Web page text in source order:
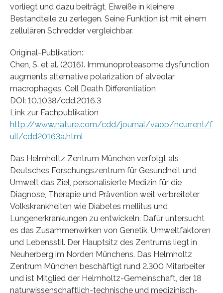
vorliegt und dazu beiträgt, Eiweiße in kleinere
Bestandteile zu zerlegen. Seine Funktion ist mit einem
zellulären Schredder vergleichbar.
Original-Publikation:
Chen, S. et al. (2016). Immunoproteasome dysfunction
augments alternative polarization of alveolar
macrophages, Cell Death Differentiation
DOI: 10.1038/cdd.2016.3
Link zur Fachpublikation
http://www.nature.com/cdd/journal/vaop/ncurrent/f
ull/cdd20163a.html
Das Helmholtz Zentrum München verfolgt als
Deutsches Forschungszentrum für Gesundheit und
Umwelt das Ziel, personalisierte Medizin für die
Diagnose, Therapie und Prävention weit verbreiteter
Volkskrankheiten wie Diabetes mellitus und
Lungenerkrankungen zu entwickeln. Dafür untersucht
es das Zusammenwirken von Genetik, Umweltfaktoren
und Lebensstil. Der Hauptsitz des Zentrums liegt in
Neuherberg im Norden Münchens. Das Helmholtz
Zentrum München beschäftigt rund 2.300 Mitarbeiter
und ist Mitglied der Helmholtz-Gemeinschaft, der 18
naturwissenschaftlich-technische und medizinisch-